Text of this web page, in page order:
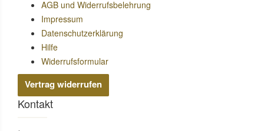
AGB und Widerrufsbelehrung
Impressum
Datenschutzerklärung
Hilfe
Widerrufsformular
Vertrag widerrufen
Kontakt